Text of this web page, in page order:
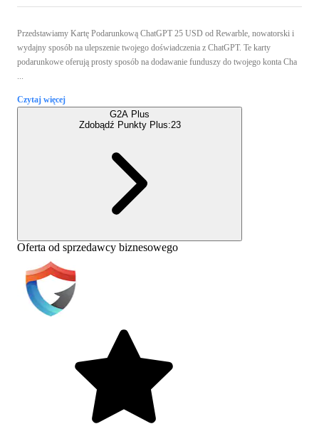
Przedstawiamy Kartę Podarunkową ChatGPT 25 USD od Rewarble, nowatorski i
wydajny sposób na ulepszenie twojego doświadczenia z ChatGPT. Te karty
podarunkowe oferują prosty sposób na dodawanie funduszy do twojego konta Cha
...
Czytaj więcej
G2A Plus
Zdobądź Punkty Plus:23
Oferta od sprzedawcy biznesowego